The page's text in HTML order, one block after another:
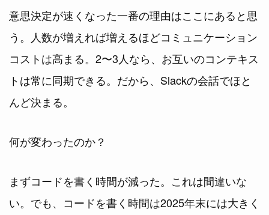
意思決定が速くなった一番の理由はここにあると思
う。人数が増えれば増えるほどコミュニケーション
コストは高まる。2〜3人なら、お互いのコンテキス
トは常に同期できる。だから、Slackの会話でほと
んど決まる。
何が変わったのか？
まずコードを書く時間が減った。これは間違いな
い。でも、コードを書く時間は2025年末には大きく